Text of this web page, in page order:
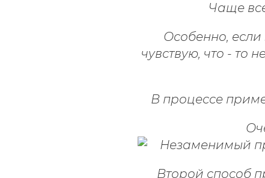
Чаще
Особенно,
чувствую, что - то
В процессе
Второй способ